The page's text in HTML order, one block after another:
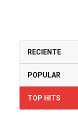
RECIENTE
POPULAR
TOP HITS